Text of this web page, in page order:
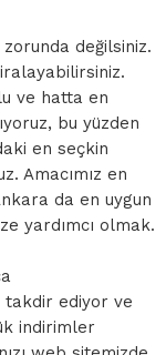
değilsiniz.
ve hatta en
bu yüzden
en seçkin
Amacımız en
da en uygun
yardımcı olmak.
takdir ediyor ve
indirimler